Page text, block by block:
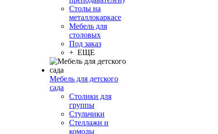
Столы на
металлокаркасе
Мебель для
столовых
Под заказ
+ ЕЩЕ
Мебель для детского
сада
Столики для
группы
Стульчики
Стеллажи и
комоды